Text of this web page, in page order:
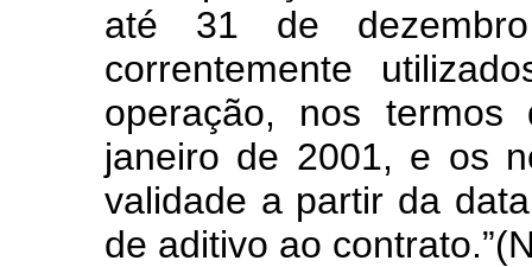
até 31 de
correntemente
operação, nos
janeiro de 2001, e os
validade a partir da
de aditivo ao